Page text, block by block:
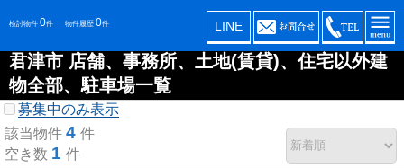
検討物件 0件 物件履歴 0件 LINE
君津市 店舗、事務所、土地(賃貸)、住宅以外建
物全部、駐車場一覧
募集中のみ表示
該当物件 4 件
空き数 1 件